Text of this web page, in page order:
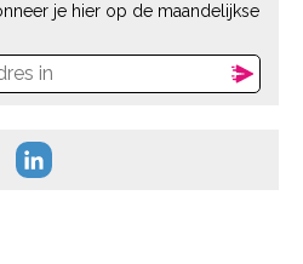
je hier op de maandelijkse